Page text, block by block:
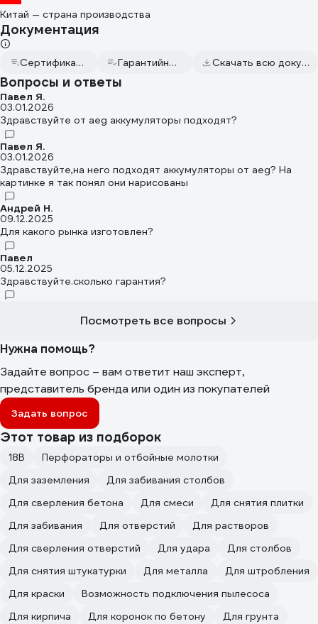
Китай — страна производства
Документация
Сертификат дилера Гарантийный талон Скачать всю документацию
Вопросы и ответы
Павел Я.
03.01.2026
Здравствуйте от aeg аккумуляторы подходят?
Павел Я.
03.01.2026
Здравствуйте,на него подходят аккумуляторы от aeg? На
картинке я так понял они нарисованы
Андрей Н.
09.12.2025
Для какого рынка изготовлен?
Павел
05.12.2025
Здравствуйте.сколько гарантия?
Посмотреть все вопросы
Нужна помощь?
Задайте вопрос – вам ответит наш эксперт,
представитель бренда или один из покупателей
Задать вопрос
Этот товар из подборок
18В
Перфораторы и отбойные молотки
Для заземления
Для забивания столбов
Для сверления бетона
Для смеси
Для снятия плитки
Для забивания
Для отверстий
Для растворов
Для сверления отверстий
Для удара
Для столбов
Для снятия штукатурки
Для металла
Для штробления
Для краски
Возможность подключения пылесоса
Для кирпича
Для коронок по бетону
Для грунта